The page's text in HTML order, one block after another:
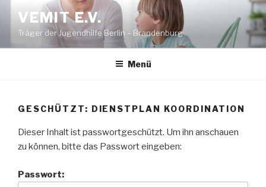
Inhalt
springen
VEMIT E.V.
Träger der Jugendhilfe Berlin – Brandenburg
Menü
GESCHÜTZT: DIENSTPLAN KOORDINATION
Dieser Inhalt ist passwortgeschützt. Um ihn anschauen
zu können, bitte das Passwort eingeben:
Passwort: